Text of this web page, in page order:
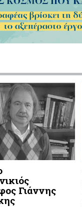
Γιάννης